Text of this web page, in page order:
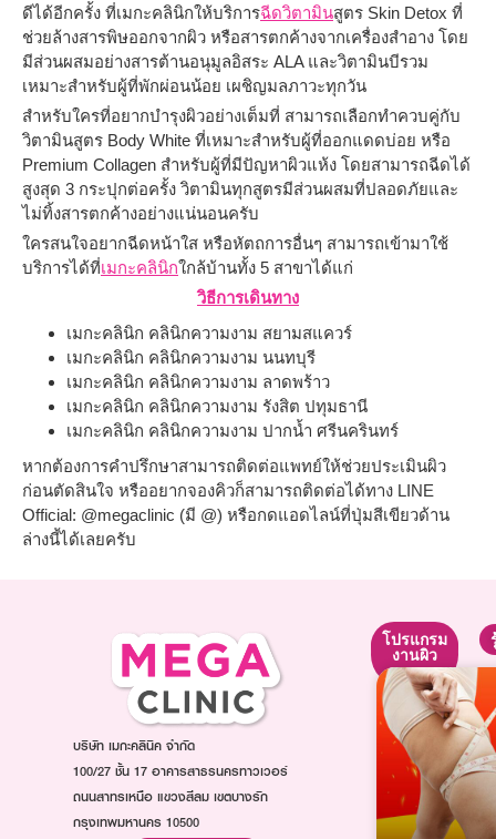
ดีได้อีกครั้ง ที่เมกะคลินิกให้บริการฉีดวิตามินสูตร Skin Detox ที่
ช่วยล้างสารพิษออกจากผิว หรือสารตกค้างจากเครื่องสำอาง โดย
มีส่วนผสมอย่างสารต้านอนุมูลอิสระ ALA และวิตามินบีรวม
เหมาะสำหรับผู้ที่พักผ่อนน้อย เผชิญมลภาวะทุกวัน
สำหรับใครที่อยากบำรุงผิวอย่างเต็มที่ สามารถเลือกทำควบคู่กับ
วิตามินสูตร Body White ที่เหมาะสำหรับผู้ที่ออกแดดบ่อย หรือ
Premium Collagen สำหรับผู้ที่มีปัญหาผิวแห้ง โดยสามารถฉีดได้
สูงสุด 3 กระปุกต่อครั้ง วิตามินทุกสูตรมีส่วนผสมที่ปลอดภัยและ
ไม่ทิ้งสารตกค้างอย่างแน่นอนครับ
ใครสนใจอยากฉีดหน้าใส หรือหัตถการอื่นๆ สามารถเข้ามาใช้
บริการได้ที่เมกะคลินิกใกล้บ้านทั้ง 5 สาขาได้แก่
วิธีการเดินทาง
เมกะคลินิก คลินิกความงาม สยามสแควร์
เมกะคลินิก คลินิกความงาม นนทบุรี
เมกะคลินิก คลินิกความงาม ลาดพร้าว
เมกะคลินิก คลินิกความงาม รังสิต ปทุมธานี
เมกะคลินิก คลินิกความงาม ปากน้ำ ศรีนครินทร์
หากต้องการคำปรึกษาสามารถติดต่อแพทย์ให้ช่วยประเมินผิว
ก่อนตัดสินใจ หรืออยากจองคิวก็สามารถติดต่อได้ทาง LINE
Official: @megaclinic (มี @) หรือกดแอดไลน์ที่ปุ่มสีเขียวด้าน
ล่างนี้ได้เลยครับ
บริษัท เมกะคลินิค จำกัด
100/27 ชั้น 17 อาคารสาธรนครทาวเวอร์
ถนนสาทรเหนือ แขวงสีลม เขตบางรัก
กรุงเทพมหานคร 10500
โปรแกรม
ปรับรูป
หน้า
โปรแกรม
ฉีดโบท็
อก
โปร
แก
รม
โปรแกรม
ยกกระชับ
โปรแกรม
Ultraformer
โปรแกรม
Oligio
โปรแกรม
Thermage
โปรแกรม
โปรแกรม
งานผิว
โปรแกรม
ฉีดหน้า
ใส
โปรแกรม
ฉีดออร่า
ไวท์
โปรแกรม